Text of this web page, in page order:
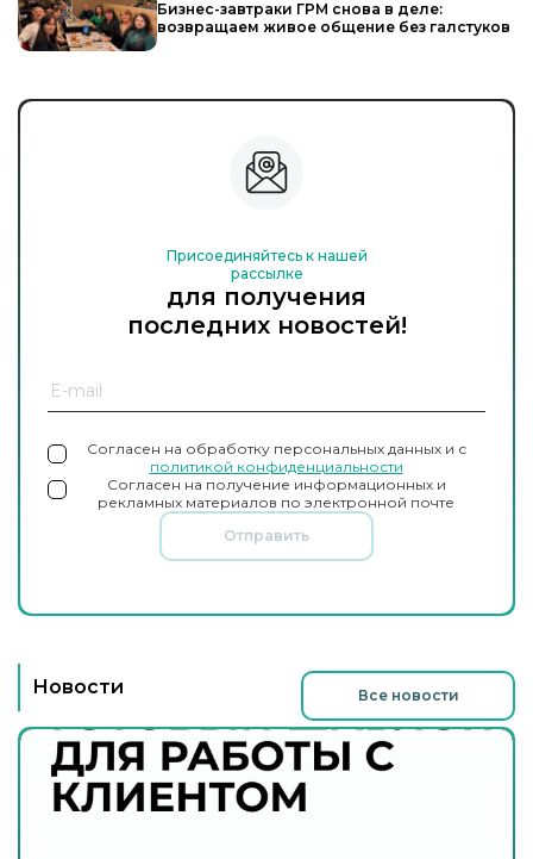
Бизнес-завтраки ГРМ снова в деле:
возвращаем живое общение без галстуков
Присоединяйтесь к нашей
рассылке
для получения
последних новостей!
Согласен на обработку персональных данных и с
политикой конфиденциальности
Согласен на получение информационных и
рекламных материалов по электронной почте
Отправить
Новости Все новости